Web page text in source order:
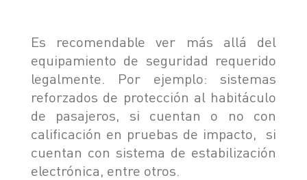
Es recomendable ver más allá del
equipamiento de seguridad requerido
legalmente. Por ejemplo: sistemas
reforzados de protección al habitáculo
de pasajeros, si cuentan o no con
calificación en pruebas de impacto, si
cuentan con sistema de estabilización
electrónica, entre otros.